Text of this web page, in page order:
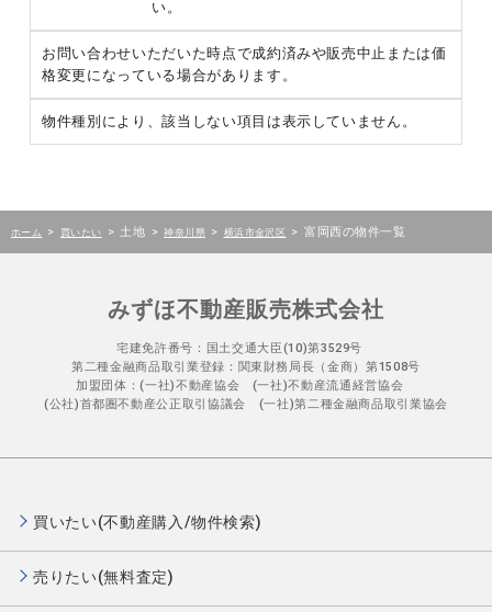
い。
お問い合わせいただいた時点で成約済みや販売中止または価
格変更になっている場合があります。
物件種別により、該当しない項目は表示していません。
ホーム > 買いたい > 土地 > 神奈川県 > 横浜市金沢区 > 富岡西の物件一覧
みずほ不動産販売株式会社
宅建免許番号：国土交通大臣(10)第3529号
第二種金融商品取引業登録：関東財務局長（金商）第1508号
加盟団体：(一社)不動産協会 (一社)不動産流通経営協会
(公社)首都圏不動産公正取引協議会 (一社)第二種金融商品取引業協会
買いたい(不動産購入/物件検索)
売りたい(無料査定)